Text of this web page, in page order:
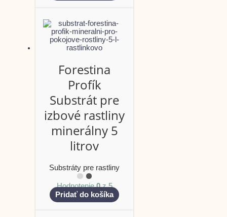
Forestina
Profík
Substrát pre
izbové rastliny
minerálny 5
litrov
Substráty pre rastliny
Hodnotenie0z 5
Pridať do košíka